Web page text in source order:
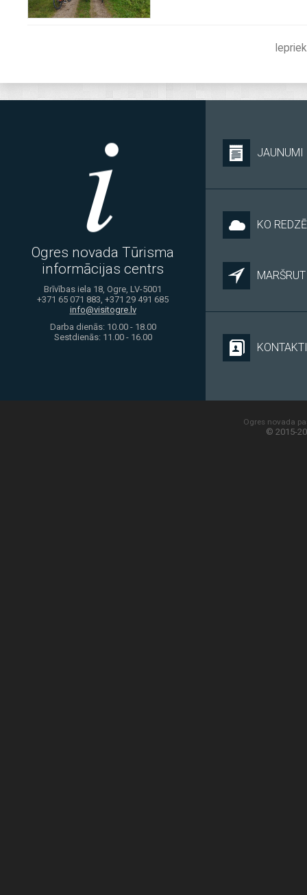
Ogres novada Tūrisma
informācijas centrs
Brīvības iela 18, Ogre, LV-5001
+371 65 071 883, +371 29 491 685
info@visitogre.lv
Darba dienās: 10.00 - 18.00
Sestdienās: 11.00 - 16.00
JAUNUMI
KO
KONTAKTI
Ogres novada
© 2015-